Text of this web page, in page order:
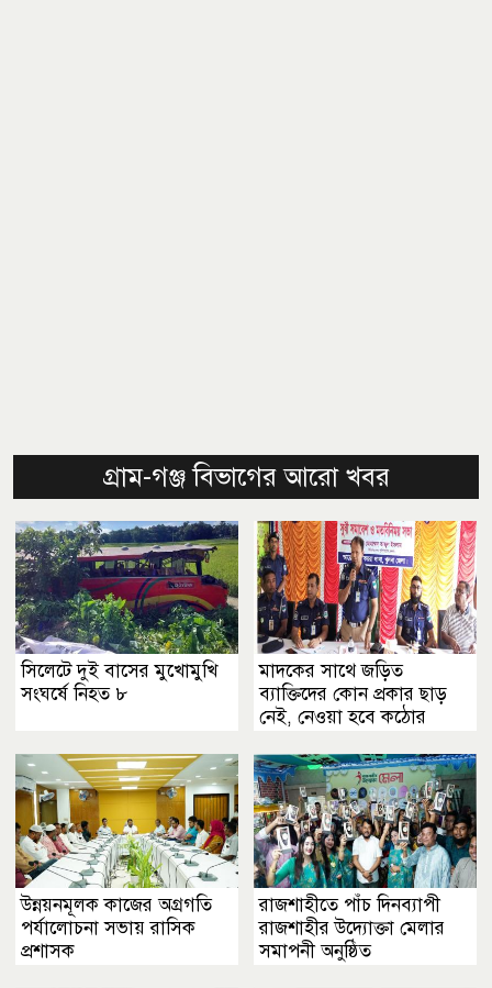
গ্রাম-গঞ্জ বিভাগের আরো খবর
সিলেটে দুই বাসের মুখোমুখি
সংঘর্ষে নিহত ৮
মাদকের সাথে জড়িত
ব্যাক্তিদের কোন প্রকার ছাড়
নেই, নেওয়া হবে কঠোর
জেলা পুলিশ সুপার
উন্নয়নমূলক কাজের অগ্রগতি
পর্যালোচনা সভায় রাসিক
প্রশাসক
রাজশাহীতে পাঁচ দিনব্যাপী
রাজশাহীর উদ্যোক্তা মেলার
সমাপনী অনুষ্ঠিত